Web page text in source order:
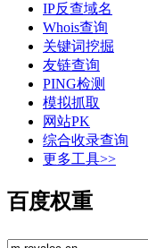
IP反查域名
Whois查询
关键词挖掘
友链查询
PING检测
模拟抓取
网站PK
综合收录查询
更多工具>>
百度权重